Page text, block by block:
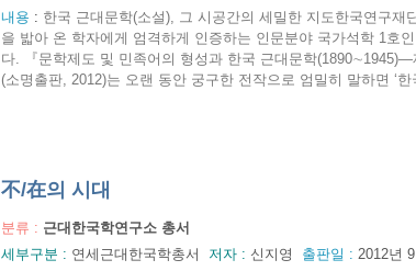
내용 : 한국 근대문학(소설), 그 시공간의 세밀한 지도한국연구재
을 밟아 온 학자에게 엄격하게 인증하는 인문분야 국가석학 1호
다. 『문학제도 및 민족어의 형성과 한국 근대문학(1890∼1945)―
(소명출판, 2012)는 오랜 동안 궁구한 전작으로 엄밀히 말하면 ‘
不/在의 시대
분류 : 근대한국학연구소 총서
세부구분 : 연세근대한국학총서 저자 : 신지영 출판일 : 2012년